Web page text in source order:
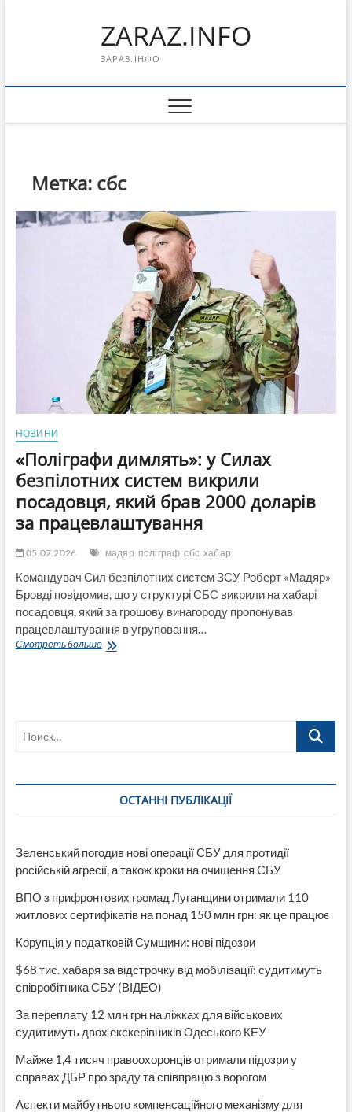
ZARAZ.INFO
ЗАРАЗ.ІНФО
Метка: сбс
НОВИНИ
«Поліграфи димлять»: у Силах
безпілотних систем викрили
посадовця, який брав 2000 доларів
за працевлаштування
05.07.2026 мадяр поліграф сбс хабар
Командувач Сил безпілотних систем ЗСУ Роберт «Мадяр»
Бровді повідомив, що у структурі СБС викрили на хабарі
посадовця, який за грошову винагороду пропонував
працевлаштування в угруповання…
Смотреть больше«Поліграфи
2000
доларів
за
Поиск…
ОСТАННІ ПУБЛІКАЦІЇ
Зеленський погодив нові операції СБУ для протидії
російській агресії, а також кроки на очищення СБУ
ВПО з прифронтових громад Луганщини отримали 110
житлових сертифікатів на понад 150 млн грн: як це працює
Корупція у податковій Сумщини: нові підозри
$68 тис. хабаря за відстрочку від мобілізації: судитимуть
співробітника СБУ (ВІДЕО)
За переплату 12 млн грн на ліжках для військових
судитимуть двох екскерівників Одеського КЕУ
Майже 1,4 тисяч правоохоронців отримали підозри у
справах ДБР про зраду та співпрацю з ворогом
Аспекти майбутнього компенсаційного механізму для